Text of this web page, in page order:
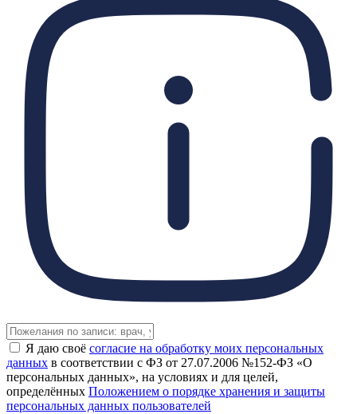
Я даю своё согласие на обработку моих персональных
данных в соответствии с ФЗ от 27.07.2006 №152-ФЗ «О
персональных данных», на условиях и для целей,
определённых Положением о порядке хранения и защиты
персональных данных пользователей